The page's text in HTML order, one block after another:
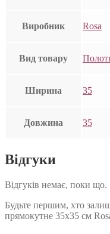
Виробник Rosa
Вид товару
Ширина 35
Довжина 35
Відгуки
Відгуків немає, поки що.
Будьте першим, хто
прямокутне 35х35 см